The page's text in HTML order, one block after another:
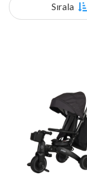
Sırala